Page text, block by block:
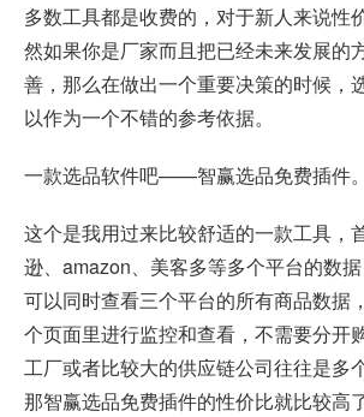
多数工具都是收费的，对于新人来说性
然如果你是厂家而且把已经未来发展的
善，那么在做出一个重要决策的时候，
以作为一个不错的参考依据。
一款选品软件吧——智赢选品免费插件。
这个是我用过来比较舒适的一款工具，
逊、amazon、美客多等多个平台的数
可以同时查看三个平台的所有商品数据
个页面里进行监控和查看，不需要分开
工厂或者比较大的供应链公司往往是多
那智赢选品免费插件的性价比就比较高了